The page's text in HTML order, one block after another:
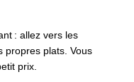
: allez vers les
propres plats. Vous
prix.